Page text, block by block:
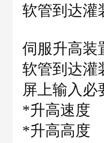
软管到达灌
伺服升高装
软管到达灌
屏上输入必
*升高速度
*升高高度